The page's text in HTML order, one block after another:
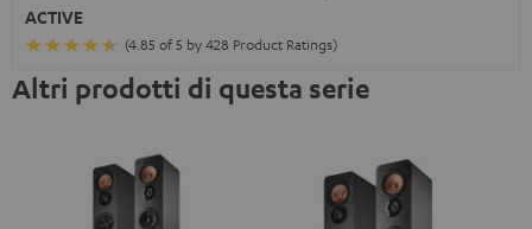
ACTIVE
(4.85 of 5 by 428 Product Ratings)
Altri prodotti di questa serie